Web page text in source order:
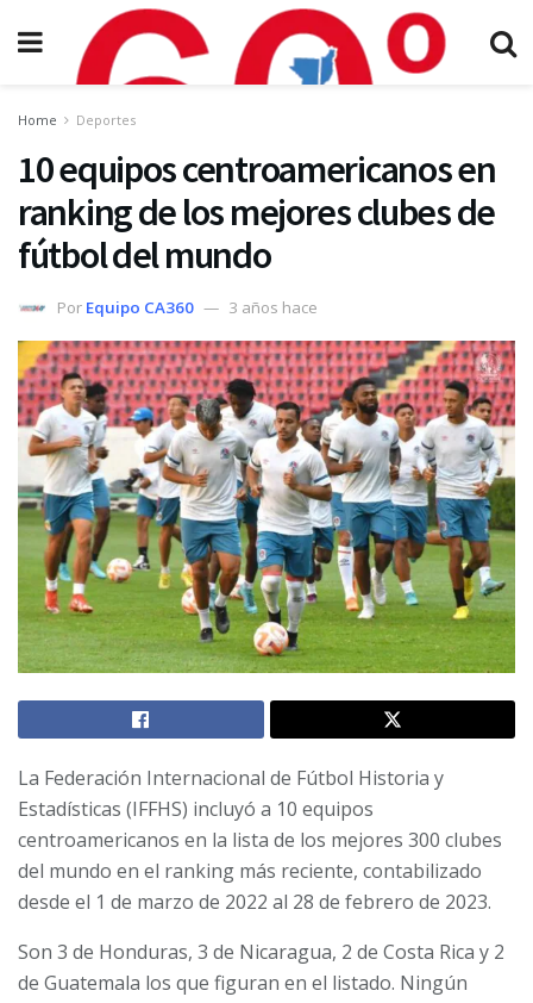
Home Deportes
10 equipos centroamericanos en
ranking de los mejores clubes de
fútbol del mundo
Por Equipo CA360 3 años hace
La Federación Internacional de Fútbol Historia y
Estadísticas (IFFHS) incluyó a 10 equipos
centroamericanos en la lista de los mejores 300 clubes
del mundo en el ranking más reciente, contabilizado
desde el 1 de marzo de 2022 al 28 de febrero de 2023.
Son 3 de Honduras, 3 de Nicaragua, 2 de Costa Rica y 2
de Guatemala los que figuran en el listado. Ningún